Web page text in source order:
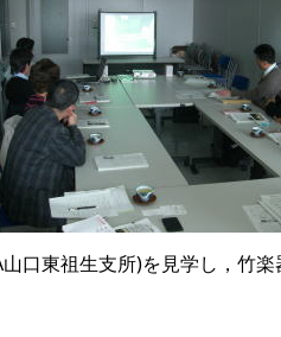
口東祖生支所)を見学し，竹楽